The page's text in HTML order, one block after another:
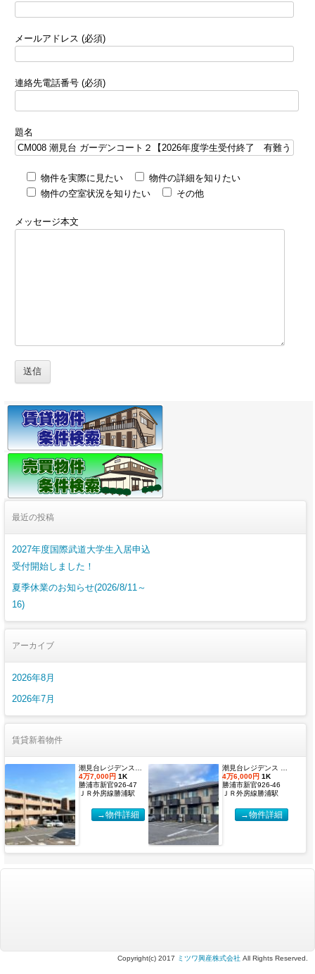
メールアドレス (必須)
連絡先電話番号 (必須)
題名
物件を実際に見たい
物件の詳細を知りたい
物件の空室状況を知りたい
その他
メッセージ本文
最近の投稿
2027年度国際武道大学生入居申込
受付開始しました！
夏季休業のお知らせ(2026/8/11～
16)
アーカイブ
2026年8月
2026年7月
賃貸新着物件
潮見台レジデンス壱番館 Dタイプ
4万7,000円 1K
勝浦市新官926-47
ＪＲ外房線勝浦駅
→物件詳細
潮見台レジデンス Ｂ棟 Ｂタイプ
4万6,000円 1K
勝浦市新官926-46
ＪＲ外房線勝浦駅
→物件詳細
Copyright(c) 2017 ミツワ興産株式会社 All Rights Reserved.